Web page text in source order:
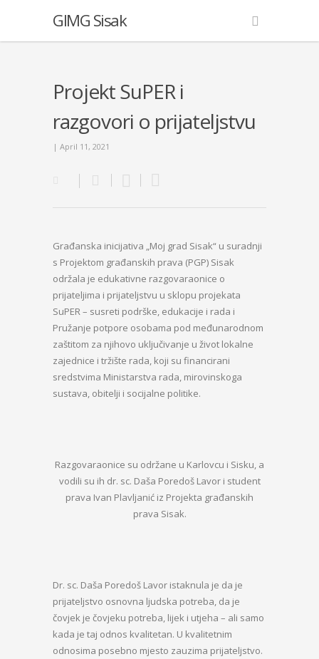
GIMG Sisak
Projekt SuPER i
razgovori o prijateljstvu
| April 11, 2021
Građanska inicijativa „Moj grad Sisak“ u suradnji
s Projektom građanskih prava (PGP) Sisak
održala je edukativne razgovaraonice o
prijateljima i prijateljstvu u sklopu projekata
SuPER – susreti podrške, edukacije i rada i
Pružanje potpore osobama pod međunarodnom
zaštitom za njihovo uključivanje u život lokalne
zajednice i tržište rada, koji su financirani
sredstvima Ministarstva rada, mirovinskoga
sustava, obitelji i socijalne politike.
Razgovaraonice su održane u Karlovcu i Sisku, a
vodili su ih dr. sc. Daša Poredoš Lavor i student
prava Ivan Plavljanić iz Projekta građanskih
prava Sisak.
Dr. sc. Daša Poredoš Lavor istaknula je da je
prijateljstvo osnovna ljudska potreba, da je
čovjek je čovjeku potreba, lijek i utjeha – ali samo
kada je taj odnos kvalitetan. U kvalitetnim
odnosima posebno mjesto zauzima prijateljstvo.